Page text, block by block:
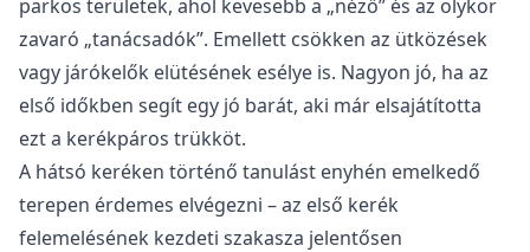
parkos területek, ahol kevesebb a „néző” és az olykor
zavaró „tanácsadók”. Emellett csökken az ütközések
vagy járókelők elütésének esélye is. Nagyon jó, ha az
első időkben segít egy jó barát, aki már elsajátította
ezt a kerékpáros trükköt.
A hátsó keréken történő tanulást enyhén emelkedő
terepen érdemes elvégezni – az első kerék
felemelésének kezdeti szakasza jelentősen